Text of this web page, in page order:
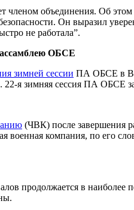
членом объединения. Об
Он выразил
не работала”.
ассамблею ОБСЕ
зимней сессии ПА ОБСЕ в
я зимняя сессия ПА ОБСЕ
(ЧВК) после завершения
компания, по его
продолжается в